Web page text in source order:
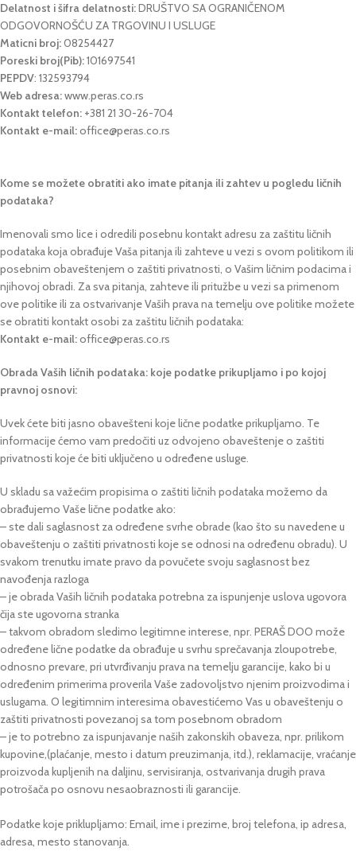
Delatnost i šifra delatnosti:DRUŠTVO SA OGRANIČENOM
ODGOVORNOŠĆU ZA TRGOVINU I USLUGE
Maticni broj:08254427
Poreski broj(Pib):101697541
PEPDV: 132593794
Web adresa:www.peras.co.rs
Kontakt telefon: +381 21 30-26-704
Kontakt e-mail:office@peras.co.rs
Kome se možete obratiti ako imate pitanja ili zahtev u pogledu ličnih
podataka?
Imenovali smo lice i odredili posebnu kontakt adresu za zaštitu ličnih
podataka koja obrađuje Vaša pitanja ili zahteve u vezi s ovom politikom ili
posebnim obaveštenjem o zaštiti privatnosti, o Vašim ličnim podacima i
njihovoj obradi. Za sva pitanja, zahteve ili pritužbe u vezi sa primenom
ove politike ili za ostvarivanje Vaših prava na temelju ove politike možete
se obratiti kontakt osobi za zaštitu ličnih podataka:
Kontakt e-mail:office@peras.co.rs
Obrada Vaših ličnih podataka: koje podatke prikupljamo i po kojoj
pravnoj osnovi:
Uvek ćete biti jasno obavešteni koje lične podatke prikupljamo. Te
informacije ćemo vam predočiti uz odvojeno obaveštenje o zaštiti
privatnosti koje će biti uključeno u određene usluge.
U skladu sa važećim propisima o zaštiti ličnih podataka možemo da
obrađujemo Vaše lične podatke ako:
– ste dali saglasnost za određene svrhe obrade (kao što su navedene u
obaveštenju o zaštiti privatnosti koje se odnosi na određenu obradu). U
svakom trenutku imate pravo da povučete svoju saglasnost bez
navođenja razloga
– je obrada Vaših ličnih podataka potrebna za ispunjenje uslova ugovora
čija ste ugovorna stranka
– takvom obradom sledimo legitimne interese, npr. PERAŠ DOO može
određene lične podatke da obrađuje u svrhu sprečavanja zloupotrebe,
odnosno prevare, pri utvrđivanju prava na temelju garancije, kako bi u
određenim primerima proverila Vaše zadovoljstvo njenim proizvodima i
uslugama. O legitimnim interesima obavestićemo Vas u obaveštenju o
zaštiti privatnosti povezanoj sa tom posebnom obradom
– je to potrebno za ispunjavanje naših zakonskih obaveza, npr. prilikom
kupovine,(plaćanje, mesto i datum preuzimanja, itd.), reklamacije, vraćanje
proizvoda kupljenih na daljinu, servisiranja, ostvarivanja drugih prava
potrošača po osnovu nesaobraznosti ili garancije.
Podatke koje priklupljamo: Email, ime i prezime, broj telefona, ip adresa,
adresa, mesto stanovanja.